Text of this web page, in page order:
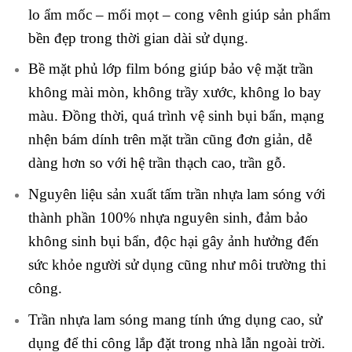
lo ẩm mốc – mối mọt – cong vênh giúp sản phẩm
bền đẹp trong thời gian dài sử dụng.
Bề mặt phủ lớp film bóng giúp bảo vệ mặt trần
không mài mòn, không trầy xước, không lo bay
màu. Đồng thời, quá trình vệ sinh bụi bẩn, mạng
nhện bám dính trên mặt trần cũng đơn giản, dễ
dàng hơn so với hệ trần thạch cao, trần gỗ.
Nguyên liệu sản xuất tấm trần nhựa lam sóng với
thành phần 100% nhựa nguyên sinh, đảm bảo
không sinh bụi bẩn, độc hại gây ảnh hưởng đến
sức khỏe người sử dụng cũng như môi trường thi
công.
Trần nhựa lam sóng mang tính ứng dụng cao, sử
dụng để thi công lắp đặt trong nhà lẫn ngoài trời.